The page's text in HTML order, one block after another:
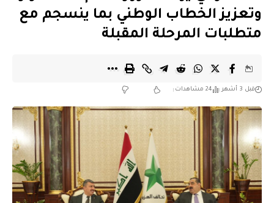
وتعزيز الخطاب الوطني بما ينسجم مع
متطلبات المرحلة المقبلة
قبل 3 أشهر 24 مشاهدات